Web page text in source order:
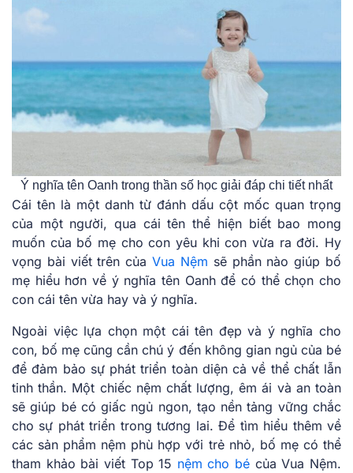
Ý nghĩa tên Oanh trong thần số học giải đáp chi tiết nhất
Cái tên là một danh từ đánh dấu cột mốc quan trọng
của một người, qua cái tên thể hiện biết bao mong
muốn của bố mẹ cho con yêu khi con vừa ra đời. Hy
vọng bài viết trên củaVua Nệm sẽ phần nào giúp bố
mẹ hiểu hơn về ý nghĩa tên Oanh để có thể chọn cho
con cái tên vừa hay và ý nghĩa.
Ngoài việc lựa chọn một cái tên đẹp và ý nghĩa cho
con, bố mẹ cũng cần chú ý đến không gian ngủ của bé
để đảm bảo sự phát triển toàn diện cả về thể chất lẫn
tinh thần. Một chiếc nệm chất lượng, êm ái và an toàn
sẽ giúp bé có giấc ngủ ngon, tạo nền tảng vững chắc
cho sự phát triển trong tương lai. Để tìm hiểu thêm về
các sản phẩm nệm phù hợp với trẻ nhỏ, bố mẹ có thể
tham khảo bài viết Top 15 nệm cho bé của Vua Nệm.